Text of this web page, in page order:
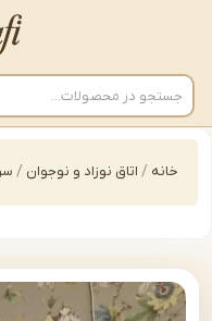
اتاق نوزاد و نوجوان / سرویس